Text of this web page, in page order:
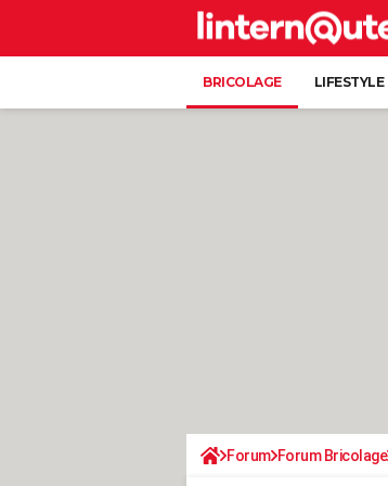
BRICOLAGE LIFESTYLE
Forum Forum Bricolage